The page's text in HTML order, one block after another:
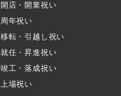
開店・開業祝い
周年祝い
移転・引越し祝い
就任・昇進祝い
竣工・落成祝い
上場祝い